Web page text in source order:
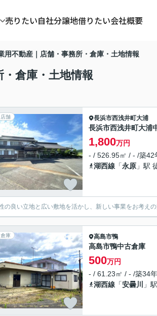
売りたい自社分譲地借りたい会社概要
用不動産｜店舗・事務所・倉庫・土地情報
倉庫・土地情報
店舗 長浜市西浅井町大浦
長浜市西浅井町大浦
1,800万円
- / 526.95㎡ / - /築42
湖西線 「永原 」駅
の良い立地と広い敷地を活かし、新しい事業をお考え
倉庫 高島市鴨
高島市鴨中古倉庫
500万円
- / 61.23㎡ / - /築34
湖西線 「安曇川 」